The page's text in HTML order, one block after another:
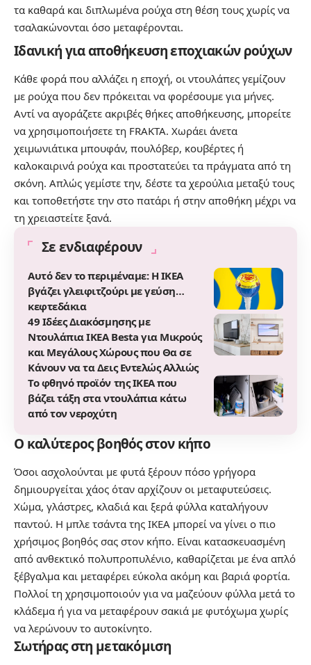
τα καθαρά και διπλωμένα ρούχα στη θέση τους χωρίς να
τσαλακώνονται όσο μεταφέρονται.
Ιδανική για αποθήκευση εποχιακών ρούχων
Κάθε φορά που αλλάζει η εποχή, οι ντουλάπες γεμίζουν
με ρούχα που δεν πρόκειται να φορέσουμε για μήνες.
Αντί να αγοράζετε ακριβές θήκες αποθήκευσης, μπορείτε
να χρησιμοποιήσετε τη FRAKTA. Χωράει άνετα
χειμωνιάτικα μπουφάν, πουλόβερ, κουβέρτες ή
καλοκαιρινά ρούχα και προστατεύει τα πράγματα από τη
σκόνη. Απλώς γεμίστε την, δέστε τα χερούλια μεταξύ τους
και τοποθετήστε την στο πατάρι ή στην αποθήκη μέχρι να
τη χρειαστείτε ξανά.
Σε ενδιαφέρουν
Αυτό δεν το περιμέναμε: Η IKEA
βγάζει γλειφιτζούρι με γεύση…
κεφτεδάκια
49 Ιδέες Διακόσμησης με
Ντουλάπια IKEA Besta για Μικρούς
και Μεγάλους Χώρους που Θα σε
Κάνουν να τα Δεις Εντελώς Αλλιώς
Το φθηνό προϊόν της IKEA που
βάζει τάξη στα ντουλάπια κάτω
από τον νεροχύτη
Ο καλύτερος βοηθός στον κήπο
Όσοι ασχολούνται με φυτά ξέρουν πόσο γρήγορα
δημιουργείται χάος όταν αρχίζουν οι μεταφυτεύσεις.
Χώμα, γλάστρες, κλαδιά και ξερά φύλλα καταλήγουν
παντού. Η μπλε τσάντα της IKEA μπορεί να γίνει ο πιο
χρήσιμος βοηθός σας στον κήπο. Είναι κατασκευασμένη
από ανθεκτικό πολυπροπυλένιο, καθαρίζεται με ένα απλό
ξέβγαλμα και μεταφέρει εύκολα ακόμη και βαριά φορτία.
Πολλοί τη χρησιμοποιούν για να μαζεύουν φύλλα μετά το
κλάδεμα ή για να μεταφέρουν σακιά με φυτόχωμα χωρίς
να λερώνουν το αυτοκίνητο.
Σωτήρας στη μετακόμιση